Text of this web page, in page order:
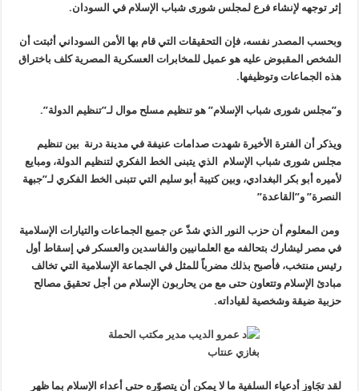
إثر توجهه لإنشاء فرع لمجلس شورى شباب الإسلام في السودان.
وبحسب المصدر نفسه، فإن التحقيقات التي قام بها الأمن السوداني أثبتت أن
الشخص المقبوض عليه هو عميل للمخابرات العسكرية المصرية كلف باختراق
هذه الجماعات وتوظيفها.
و”مجلس شورى شباب الإسلام” هو تنظيم مسلح موال لـ”تنظيم الدولة”.
ويذكر أن الفترة الأخيرة شهدت صدامات عنيفة في مدينة درنة بين تنظيم
مجلس شورى شباب الإسلام الذي يتبنى الخط الفكري لتنظيم الدولة، ومبايع
لأميره أبو بكر البغدادي، وبين كتيبة أبو سليم التي تتبنى الخط الفكري لـ”جبهة
النصرة” و”القاعدة”
ومن المعلوم أن حزب النور الذي شذّ عن جميع الجماعات والتيارات الإسلامية
في مصر ليشارك بتحالفه مع العلمانيين والفاسدين والعسكر في إسقاط أول
رئيس منتخب، فأصبح بذلك مضرباً للمثل في الجماعة الإسلامية التي تخالف
مبادئ الإسلام وتتعاون حتى مع من يحاربون الإسلام من أجل تحقيق مصالح
حزبية ضيقة وشخصية لقياداته.
لقد تجَاوز أدعياء السلفية ما لا يمكن أن يتصوّره حتى أعداء الإسلام بما ظهر